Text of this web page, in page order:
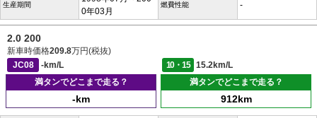
生産期間
0年03月
燃費性能 -
2.0 200
新車時価格209.8万円(税抜)
JC08
-km/L 10・15
15.2km/L
満タンでどこまで走る？
-km
満タンでどこまで走る？
912km